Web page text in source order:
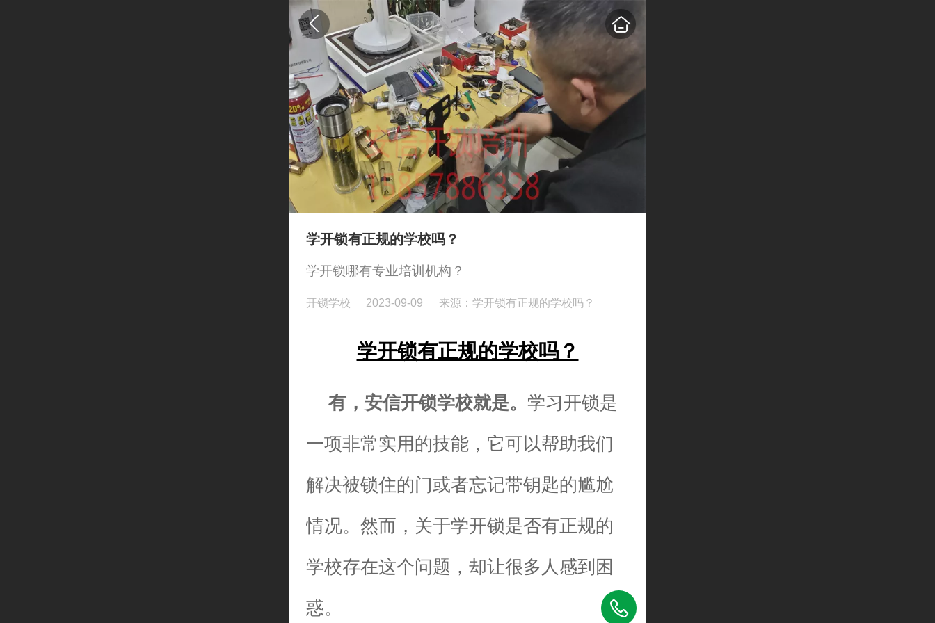
学开锁有正规的学校吗？
学开锁哪有专业培训机构？
开锁学校 2023-09-09 来源：学开锁有正规的学校吗？
学开锁有正规的学校吗？
有，安信开锁学校就是。 学习开锁是
一项非常实用的技能，它可以帮助我们
解决被锁住的门或者忘记带钥匙的尴尬
情况。然而，关于学开锁是否有正规的
学校存在这个问题，却让很多人感到困
惑。